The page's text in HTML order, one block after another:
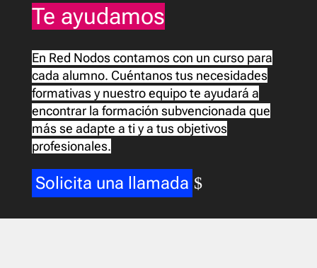
Te ayudamos
En Red Nodos contamos con un curso para
cada alumno. Cuéntanos tus necesidades
formativas y nuestro equipo te ayudará a
encontrar la formación subvencionada que
más se adapte a ti y a tus objetivos
profesionales.
Solicita una llamada